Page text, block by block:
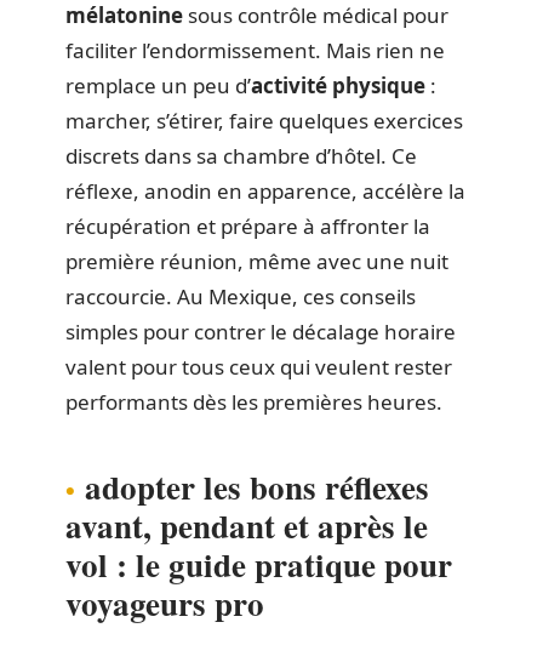
mélatonine sous contrôle médical pour
faciliter l’endormissement. Mais rien ne
remplace un peu d’activité physique :
marcher, s’étirer, faire quelques exercices
discrets dans sa chambre d’hôtel. Ce
réflexe, anodin en apparence, accélère la
récupération et prépare à affronter la
première réunion, même avec une nuit
raccourcie. Au Mexique, ces conseils
simples pour contrer le décalage horaire
valent pour tous ceux qui veulent rester
performants dès les premières heures.
adopter les bons réflexes
avant, pendant et après le
vol : le guide pratique pour
voyageurs pro